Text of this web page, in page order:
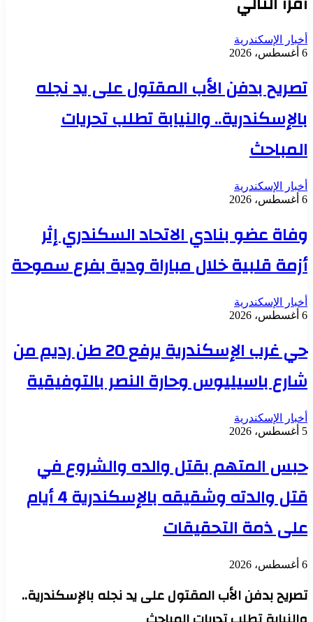
أخبار الإسكندرية
6 أغسطس، 2026
تصريح بدفن الأب المقتول على يد نجله
بالإسكندرية.. والنيابة تطلب تحريات
المباحث
أخبار الإسكندرية
6 أغسطس، 2026
وفاة عضو بنادي الاتحاد السكندري إثر
أزمة قلبية خلال مباراة ودية بفرع سموحة
أخبار الإسكندرية
6 أغسطس، 2026
حي غرب الإسكندرية يرفع 20 طن رديم من
شارع باسيليوس وحارة النصر بالتوفيقية
أخبار الإسكندرية
5 أغسطس، 2026
حبس المتهم بقتل والده والشروع في
قتل والدته وشقيقه بالإسكندرية 4 أيام
على ذمة التحقيقات
6 أغسطس، 2026
تصريح بدفن الأب المقتول على يد نجله بالإسكندرية..